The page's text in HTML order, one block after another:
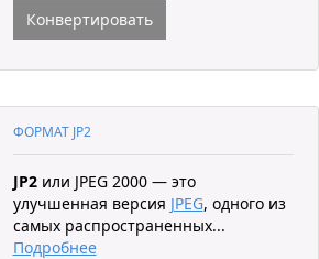
Конвертировать
ФОРМАТ JP2
JP2или JPEG 2000 — это
улучшенная версия JPEG, одного из
самых распространенных...
Подробнее